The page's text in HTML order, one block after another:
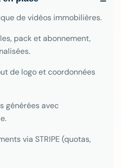
de vidéos immobilières.
pack et abonnement,
de logo et coordonnées
générées avec
via STRIPE (quotas,